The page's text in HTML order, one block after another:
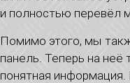
и полностью перевёл
Помимо этого, мы
панель. Теперь на неё
понятная